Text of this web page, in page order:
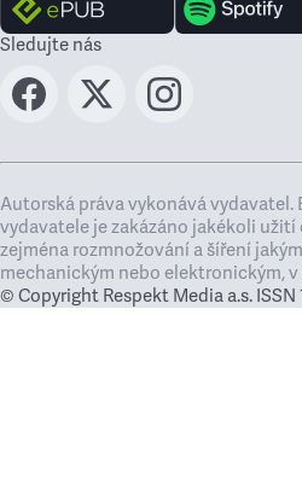
Sledujte nás
Autorská práva vykonává vydavatel.
vydavatele je zakázáno jakékoli
zejména rozmnožování a šíření
mechanickým nebo elektronickým,
© Copyright Respekt Media a.s. ISSN